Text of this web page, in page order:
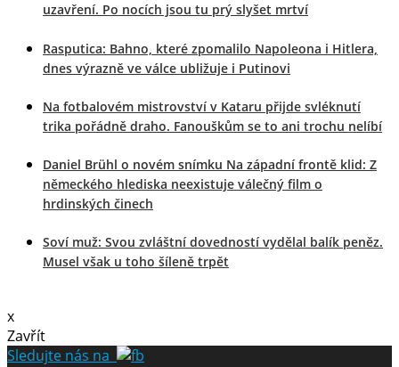
uzavření. Po nocích jsou tu prý slyšet mrtví
Rasputica: Bahno, které zpomalilo Napoleona i Hitlera,
dnes výrazně ve válce ubližuje i Putinovi
Na fotbalovém mistrovství v Kataru přijde svléknutí
trika pořádně draho. Fanouškům se to ani trochu nelíbí
Daniel Brühl o novém snímku Na západní frontě klid: Z
německého hlediska neexistuje válečný film o
hrdinských činech
Soví muž: Svou zvláštní dovedností vydělal balík peněz.
Musel však u toho šíleně trpět
x
Zavřít
Sledujte nás na